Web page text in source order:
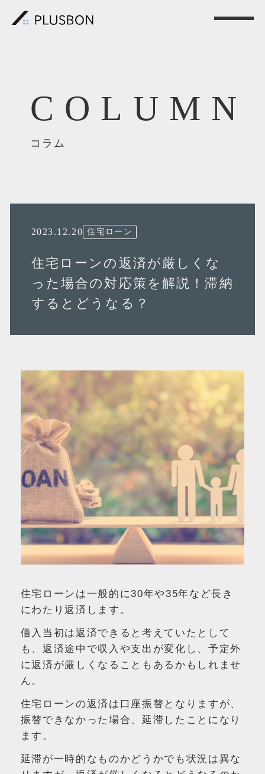
COLUMN
コラム
2023.12.20 住宅ローン
住宅ローンの返済が厳しくな
った場合の対応策を解説！滞納
するとどうなる？
住宅ローンは一般的に30年や35年など長き
にわたり返済します。
借入当初は返済できると考えていたとして
も、返済途中で収入や支出が変化し、予定外
に返済が厳しくなることもあるかもしれませ
ん。
住宅ローンの返済は口座振替となりますが、
振替できなかった場合、延滞したことになり
ます。
延滞が一時的なものかどうかでも状況は異な